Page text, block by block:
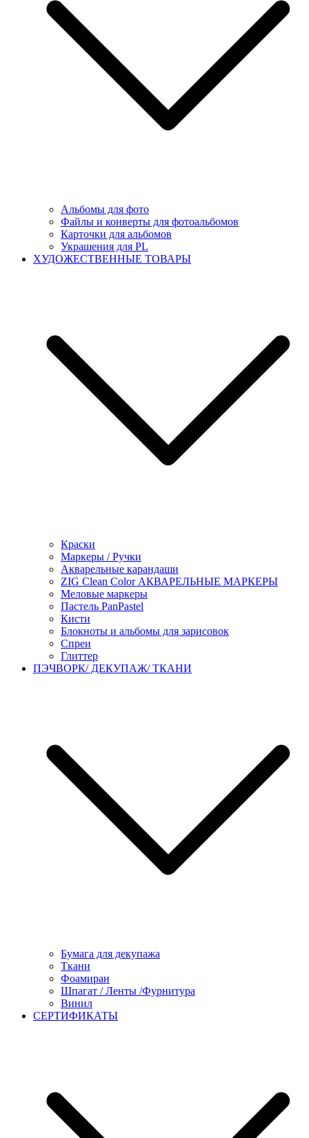
Альбомы для фото
Файлы и конверты для фотоальбомов
Карточки для альбомов
Украшения для PL
ХУДОЖЕСТВЕННЫЕ ТОВАРЫ
Краски
Маркеры / Ручки
Акварельные карандаши
ZIG Clean Color АКВАРЕЛЬНЫЕ МАРКЕРЫ
Меловые маркеры
Пастель PanPastel
Кисти
Блокноты и альбомы для зарисовок
Спреи
Глиттер
ПЭЧВОРК/ ДЕКУПАЖ/ ТКАНИ
Бумага для декупажа
Ткани
Фоамиран
Шпагат / Ленты /Фурнитура
Винил
СЕРТИФИКАТЫ